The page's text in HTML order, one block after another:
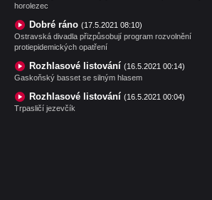
horolezec
Dobré ráno (17.5.2021 08:10)
Ostravská divadla přizpůsobují program rozvolnění
protiepidemických opatření
Rozhlasové listování (16.5.2021 00:14)
Gaskoňský basset se silným hlasem
Rozhlasové listování (16.5.2021 00:04)
Trpasličí jezevčík